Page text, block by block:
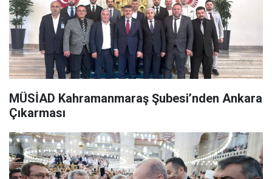
MÜSİAD Kahramanmaraş Şubesi’nden Ankara
Çıkarması